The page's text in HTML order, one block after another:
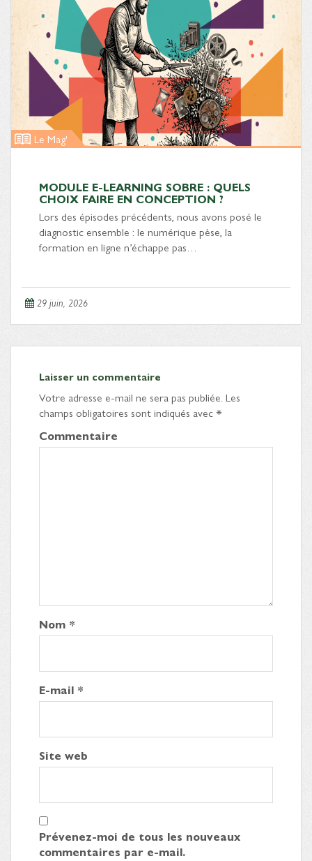
Le Mag'
MODULE E-LEARNING SOBRE : QUELS
CHOIX FAIRE EN CONCEPTION ?
Lors des épisodes précédents, nous avons posé le
diagnostic ensemble : le numérique pèse, la
formation en ligne n’échappe pas…
29 juin, 2026
Laisser un commentaire
Votre adresse e-mail ne sera pas publiée. Les
champs obligatoires sont indiqués avec*
Commentaire
Nom *
E-mail *
Site web
Prévenez-moi de tous les nouveaux
commentaires par e-mail.